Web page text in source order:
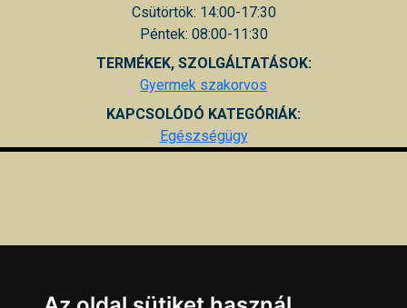
Csütörtök: 14:00-17:30
Péntek: 08:00-11:30
TERMÉKEK, SZOLGÁLTATÁSOK:
Gyermek szakorvos
KAPCSOLÓDÓ KATEGÓRIÁK:
Egészségügy